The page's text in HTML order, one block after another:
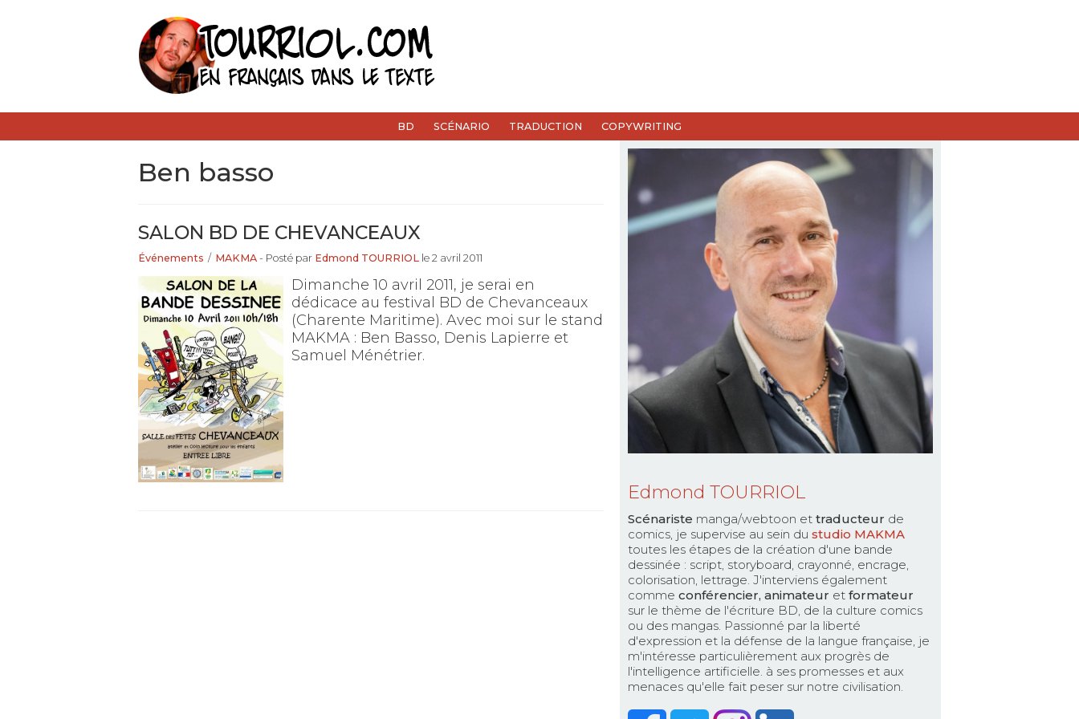
BD SCÉNARIO TRADUCTION COPYWRITING
ben basso
SALON BD DE CHEVANCEAUX
Événements / MAKMA - Posté par Edmond TOURRIOL le 2 avril 2011
Dimanche 10 avril 2011, je serai en
dédicace au festival BD de Chevanceaux
(Charente Maritime). Avec moi sur le stand
MAKMA : Ben Basso, Denis Lapierre et
Samuel Ménétrier.
Edmond TOURRIOL
Scénariste manga/webtoon et traducteur de
comics, je supervise au sein du studio MAKMA
toutes les étapes de la création d'une bande
dessinée : script, storyboard, crayonné, encrage,
colorisation, lettrage. J'interviens également
comme conférencier, animateur et formateur
sur le thème de l'écriture BD, de la culture comics
ou des mangas. Passionné par la liberté
d'expression et la défense de la langue française, je
m'intéresse particulièrement aux progrès de
l'intelligence artificielle. à ses promesses et aux
menaces qu'elle fait peser sur notre civilisation.